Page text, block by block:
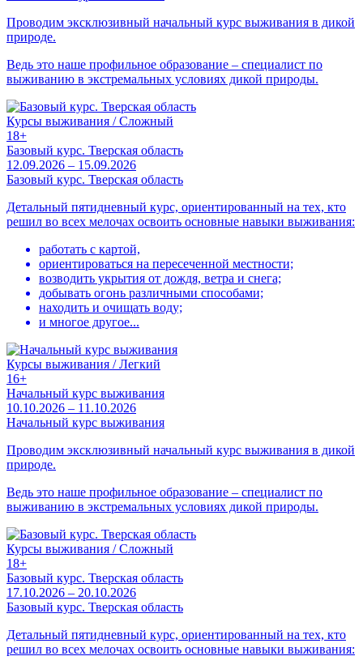
Проводим эксклюзивный начальный курс выживания в дикой
природе.
Ведь это наше профильное образование – специалист по
выживанию в экстремальных условиях дикой природы.
Курсы выживания / Сложный
18+
Базовый курс. Тверская область
12.09.2026 – 15.09.2026
Базовый курс. Тверская область
Детальный пятидневный курс, ориентированный на тех, кто
решил во всех мелочах освоить основные навыки выживания:
работать с картой,
ориентироваться на пересеченной местности;
возводить укрытия от дождя, ветра и снега;
добывать огонь различными способами;
находить и очищать воду;
и многое другое...
Курсы выживания / Легкий
16+
Начальный курс выживания
10.10.2026 – 11.10.2026
Начальный курс выживания
Проводим эксклюзивный начальный курс выживания в дикой
природе.
Ведь это наше профильное образование – специалист по
выживанию в экстремальных условиях дикой природы.
Курсы выживания / Сложный
18+
Базовый курс. Тверская область
17.10.2026 – 20.10.2026
Базовый курс. Тверская область
Детальный пятидневный курс, ориентированный на тех, кто
решил во всех мелочах освоить основные навыки выживания: